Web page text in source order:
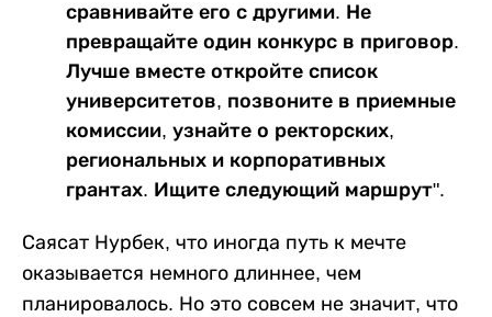
сравнивайте его с другими. Не
превращайте один конкурс в приговор.
Лучше вместе откройте список
университетов, позвоните в приемные
комиссии, узнайте о ректорских,
региональных и корпоративных
грантах. Ищите следующий маршрут".
Саясат Нурбек, что иногда путь к мечте
оказывается немного длиннее, чем
планировалось. Но это совсем не значит, что